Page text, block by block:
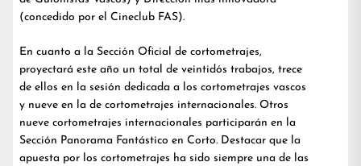
(concedido por el Cineclub FAS).
En cuanto a la Sección Oficial de cortometrajes,
proyectará este año un total de veintidós trabajos, trece
de ellos en la sesión dedicada a los cortometrajes vascos
y nueve en la de cortometrajes internacionales. Otros
nueve cortometrajes internacionales participarán en la
Sección Panorama Fantástico en Corto. Destacar que la
apuesta por los cortometrajes ha sido siempre una de las